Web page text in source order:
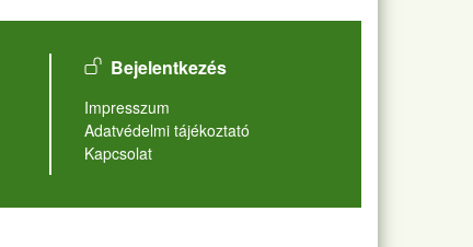
User account menu
Bejelentkezés
Lábléc
Impresszum
Adatvédelmi tájékoztató
Kapcsolat